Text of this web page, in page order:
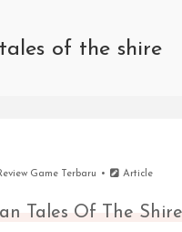
of the shire
Game Terbaru Article
Tales Of The